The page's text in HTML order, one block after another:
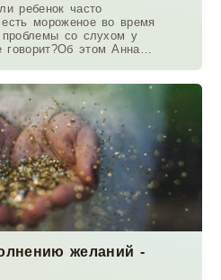
ребенок часто
мороженое во время
проблемы со слухом у
этом Анна
желаний -